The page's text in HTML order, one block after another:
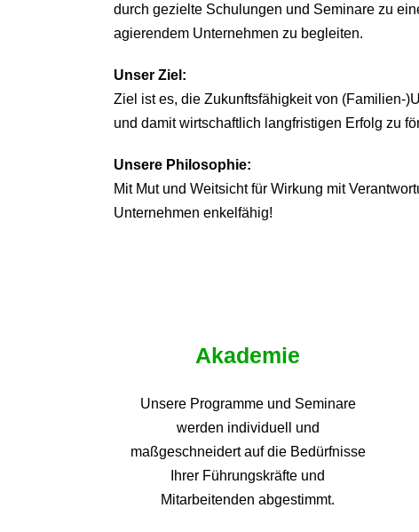
durch gezielte Schulungen und Seminare zu
agierendem Unternehmen zu begleiten.
Unser Ziel:
Ziel ist es, die Zukunftsfähigkeit von (Familien-
und damit wirtschaftlich langfristigen Erfolg zu
Unsere Philosophie:
Mit Mut und Weitsicht für Wirkung mit
Unternehmen enkelfähig!
Akademie
Unsere Programme und Seminare
werden individuell und
maßgeschneidert auf die Bedürfnisse
Ihrer Führungskräfte und
Mitarbeitenden abgestimmt.